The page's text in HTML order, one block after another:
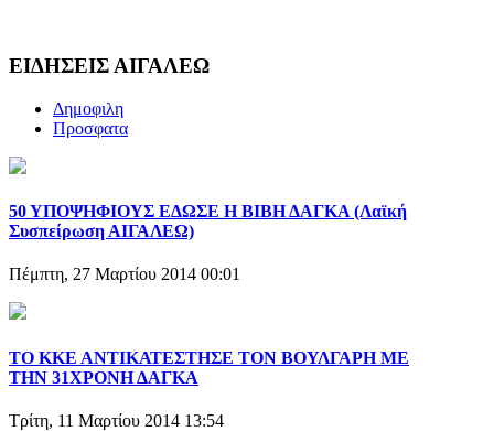
ΕΙΔΗΣΕΙΣ ΑΙΓΑΛΕΩ
Δημοφιλη
Προσφατα
50 ΥΠΟΨΗΦΙΟΥΣ ΕΔΩΣΕ Η ΒΙΒΗ ΔΑΓΚΑ (Λαϊκή
Συσπείρωση ΑΙΓΑΛΕΩ)
Πέμπτη, 27 Μαρτίου 2014 00:01
ΤΟ ΚΚΕ ΑΝΤΙΚΑΤΕΣΤΗΣΕ ΤΟΝ ΒΟΥΛΓΑΡΗ ΜΕ
ΤΗΝ 31ΧΡΟΝΗ ΔΑΓΚΑ
Τρίτη, 11 Μαρτίου 2014 13:54